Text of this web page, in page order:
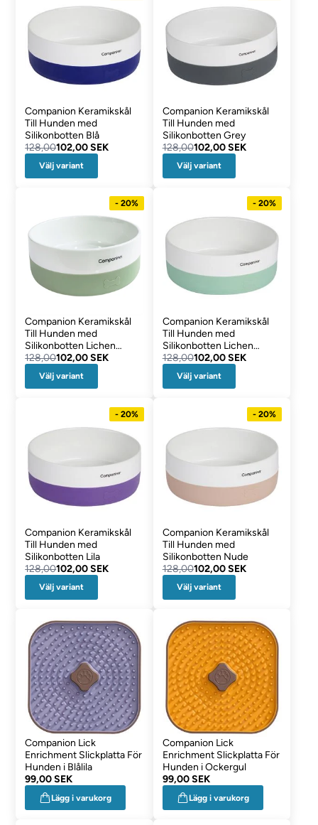
Companion Keramikskål
Till Hunden med
Silikonbotten Blå
128,00102,00 SEK
Välj variant
Companion Keramikskål
Till Hunden med
Silikonbotten Grey
128,00102,00 SEK
Välj variant
- 20%
Companion Keramikskål
Till Hunden med
Silikonbotten Lichen
Granite Green
128,00102,00 SEK
Välj variant
- 20%
Companion Keramikskål
Till Hunden med
Silikonbotten Lichen
Mintgrön
128,00102,00 SEK
Välj variant
- 20%
Companion Keramikskål
Till Hunden med
Silikonbotten Lila
128,00102,00 SEK
Välj variant
- 20%
Companion Keramikskål
Till Hunden med
Silikonbotten Nude
128,00102,00 SEK
Välj variant
Companion Lick
Enrichment Slickplatta För
Hunden i Blålila
99,00 SEK
Lägg i varukorg
Companion Lick
Enrichment Slickplatta För
Hunden i Ockergul
99,00 SEK
Lägg i varukorg